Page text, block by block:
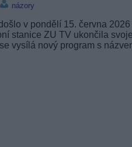
názory
v pondělí 15. června 2026
stanice ZU TV ukončila
vysílá nový program s